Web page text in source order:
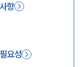
항
요성